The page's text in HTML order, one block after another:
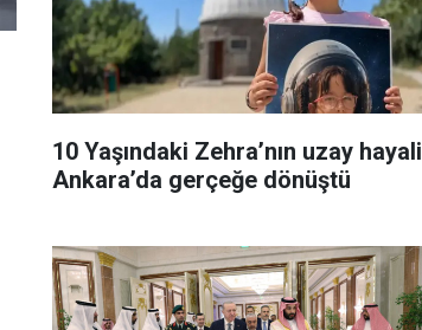
10 Yaşındaki Zehra’nın uzay hayali
Ankara’da gerçeğe dönüştü